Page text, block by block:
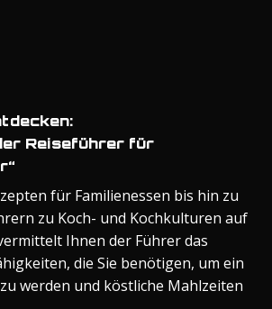
Reiseführer für
für Familienessen bis hin zu
zu Koch- und Kochkulturen auf
Ihnen der Führer das
die Sie benötigen, um ein
werden und köstliche Mahlzeiten